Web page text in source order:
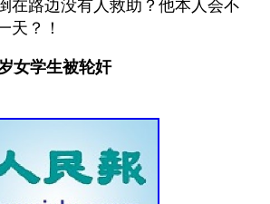
在路边没有人救助？他本人会不
天？！
女学生被轮奸